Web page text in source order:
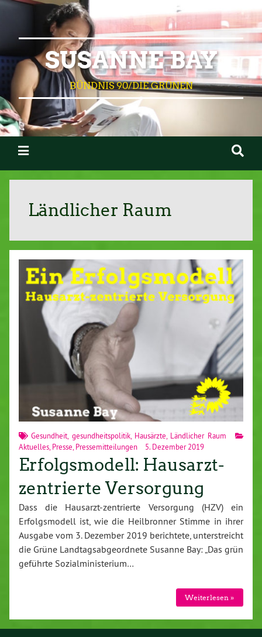
SUSANNE BAY
BÜNDNIS 90/DIE GRÜNEN
Ländlicher Raum
Gesundheit gesundheitspolitik, Hausärzte Ländlicher Raum
Aktuelles Presse Pressemitteilungen 5. Dezember 2019
Erfolgsmodell: Hausarzt-
zentrierte Versorgung
Dass die Hausarzt-zentrierte Versorgung (HZV) ein
Erfolgsmodell ist, wie die Heilbronner Stimme in ihrer
Ausgabe vom 3. Dezember 2019 berichtete, unterstreicht
die Grüne Landtagsabgeordnete Susanne Bay: „Das grün
geführte Sozialministerium…
Weiterlesen »